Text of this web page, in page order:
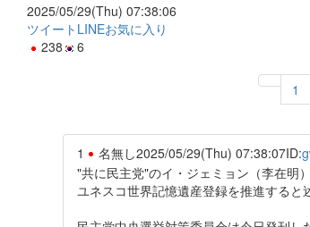
2025/05/29(Thu) 07:38:06
ツイート LINEお気に入り
238
6
1
1
名無し2025/05/29(Thu) 07:38:07ID:
"共に民主党"のイ・ジェミョン（李在明
ユネスコ世界記憶遺産登録を推進すると